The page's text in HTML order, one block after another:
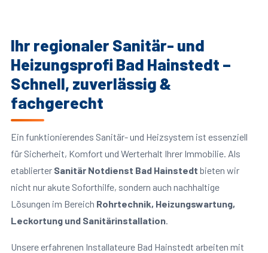
Ihr regionaler Sanitär- und
Heizungsprofi Bad Hainstedt –
Schnell, zuverlässig &
fachgerecht
Ein funktionierendes Sanitär- und Heizsystem ist essenziell
für Sicherheit, Komfort und Werterhalt Ihrer Immobilie. Als
etablierter Sanitär Notdienst Bad Hainstedt bieten wir
nicht nur akute Soforthilfe, sondern auch nachhaltige
Lösungen im Bereich Rohrtechnik, Heizungswartung,
Leckortung und Sanitärinstallation.
Unsere erfahrenen Installateure Bad Hainstedt arbeiten mit